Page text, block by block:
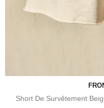
Short De Survêtement